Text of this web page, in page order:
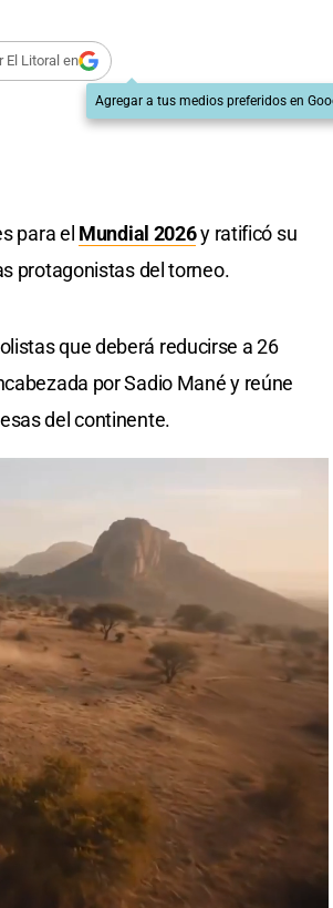
El Litoral en
Agregar a tus medios preferidos en
para el Mundial 2026y ratificó su
protagonistas del torneo.
que deberá reducirse a 26
por Sadio Mané y reúne
del continente.